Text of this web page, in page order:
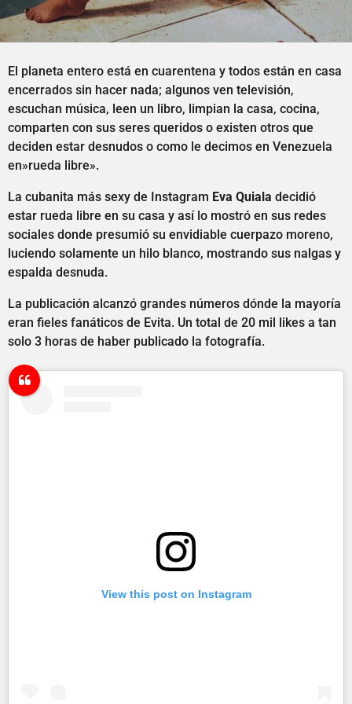
El planeta entero está en cuarentena y todos están en casa
encerrados sin hacer nada; algunos ven televisión,
escuchan música, leen un libro, limpian la casa, cocina,
comparten con sus seres queridos o existen otros que
deciden estar desnudos o como le decimos en Venezuela
en»rueda libre».
La cubanita más sexy de Instagram Eva Quiala decidió
estar rueda libre en su casa y así lo mostró en sus redes
sociales donde presumió su envidiable cuerpazo moreno,
luciendo solamente un hilo blanco, mostrando sus nalgas y
espalda desnuda.
La publicación alcanzó grandes números dónde la mayoría
eran fieles fanáticos de Evita. Un total de 20 mil likes a tan
solo 3 horas de haber publicado la fotografía.
View this post on Instagram